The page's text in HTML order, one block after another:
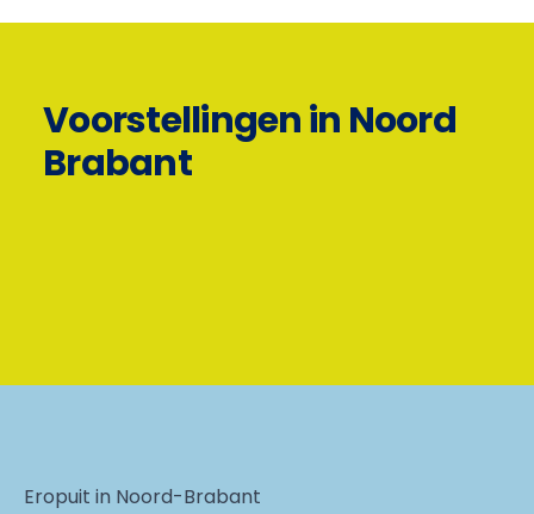
Voorstellingen in Noord
Brabant
Eropuit in Noord-Brabant